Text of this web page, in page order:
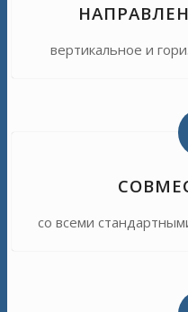
вертикальное и
со всеми